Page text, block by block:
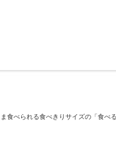
食べられる食べきりサイズの「食べ